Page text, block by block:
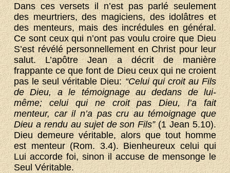
Dans ces versets il n’est pas parlé seulement
des meurtriers, des magiciens, des idolâtres et
des menteurs, mais des incrédules en général.
Ce sont ceux qui n’ont pas voulu croire que Dieu
S’est révélé personnellement en Christ pour leur
salut. L’apôtre Jean a décrit de manière
frappante ce que font de Dieu ceux qui ne croient
pas le seul véritable Dieu:“Celui qui croit au Fils
de Dieu, a le témoignage au dedans de lui-
même; celui qui ne croit pas Dieu, l’a fait
menteur, car il n’a pas cru au témoignage que
Dieu a rendu au sujet de son Fils”(1 Jean 5.10).
Dieu demeure véritable, alors que tout homme
est menteur (Rom. 3.4). Bienheureux celui qui
Lui accorde foi, sinon il accuse de mensonge le
Seul Véritable.